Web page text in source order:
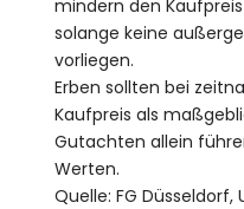
mindern den
solange keine
vorliegen.
Erben sollten bei
Kaufpreis als
Gutachten allein
Werten.
Quelle: FG Düsseldorf,